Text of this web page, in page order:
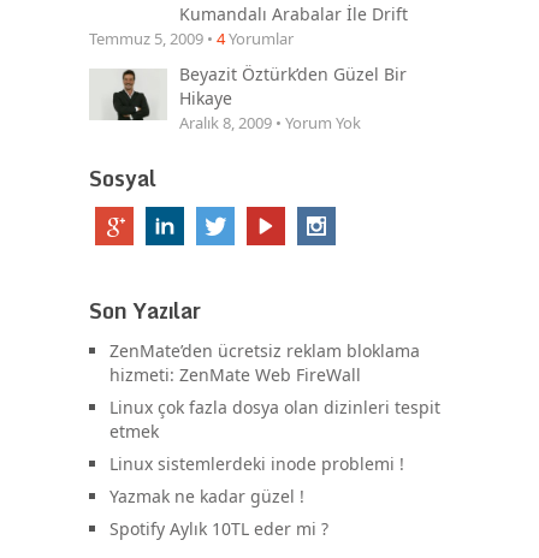
Kumandalı Arabalar İle Drift
Temmuz 5, 2009 • 4Yorumlar
Beyazit Öztürk’den Güzel Bir
Hikaye
Aralık 8, 2009 • Yorum Yok
Sosyal
Son Yazılar
ZenMate’den ücretsiz reklam bloklama
hizmeti: ZenMate Web FireWall
Linux çok fazla dosya olan dizinleri tespit
etmek
Linux sistemlerdeki inode problemi !
Yazmak ne kadar güzel !
Spotify Aylık 10TL eder mi ?